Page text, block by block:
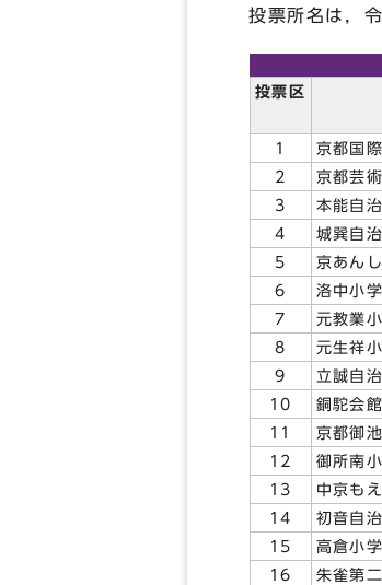
投票所名は，
投票区
1
京都国
2
京都芸
3
本能自
4
城巽自
5
京あん
6
洛中小
7
元教業
8
元生祥
9
立誠自
10
銅駝会館
11
京都御
12
御所南
13
中京も
14
初音自
15
高倉小
16
朱雀第